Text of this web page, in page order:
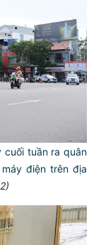
cuối tuần ra quân
điện trên địa